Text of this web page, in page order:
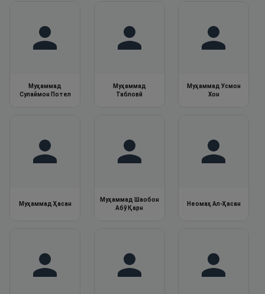
Муҳаммад
Сулаймон Потел
Муҳаммад
Табловӣ
Муҳаммад Усмон
Хон
Муҳаммад Ҳасан
Муҳаммад Шаобон
Абӯ Қарн
Неомаҳ Ал-Ҳасан